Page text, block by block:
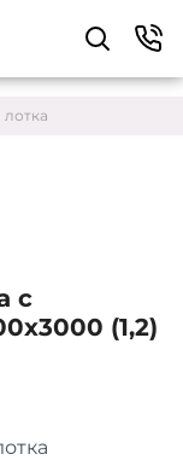
с
(1,2)
к
по цене,